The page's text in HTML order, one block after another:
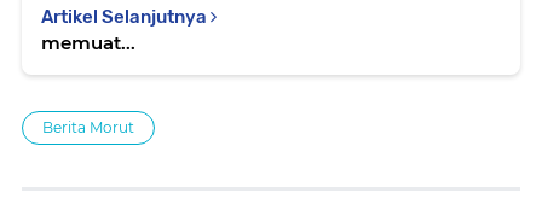
Artikel Selanjutnya
memuat...
Berita Morut